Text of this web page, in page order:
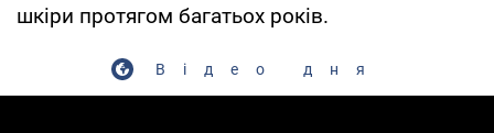
шкіри протягом багатьох років.
Відео дня